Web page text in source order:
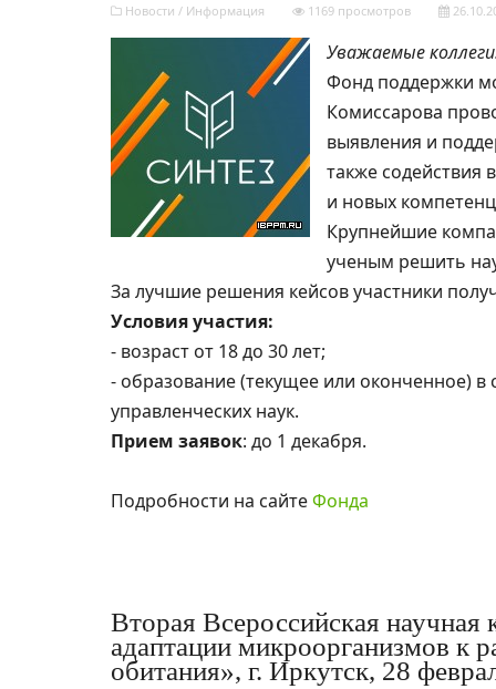
Новости / Информация 1169 просмотров
Уважаемые
Фонд поддержки
Комиссарова
выявления и
также содействия
и новых
Крупнейшие
ученым решить
За лучшие решения кейсов участники
Условия участия:
- возраст от 18 до 30 лет;
- образование (текущее или оконченное) в
управленческих наук.
Прием заявок: до 1 декабря.
Подробности на сайтеФонда
Вторая Всероссийская
адаптации микроорганизмов к
обитания», г. Иркутск, 28